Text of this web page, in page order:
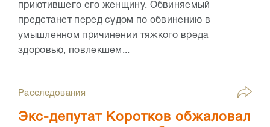
приютившего его женщину. Обвиняемый
предстанет перед судом по обвинению в
умышленном причинении тяжкого вреда
здоровью, повлекшем...
Расследования
Экс-депутат Коротков обжаловал